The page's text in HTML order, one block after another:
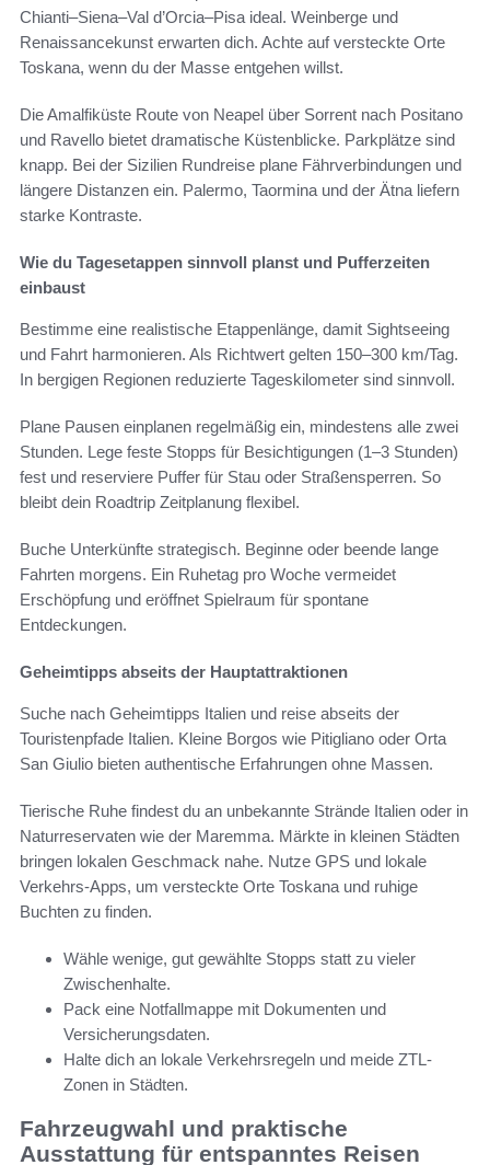
Chianti–Siena–Val d’Orcia–Pisa ideal. Weinberge und
Renaissancekunst erwarten dich. Achte auf versteckte Orte
Toskana, wenn du der Masse entgehen willst.
Die Amalfiküste Route von Neapel über Sorrent nach Positano
und Ravello bietet dramatische Küstenblicke. Parkplätze sind
knapp. Bei der Sizilien Rundreise plane Fährverbindungen und
längere Distanzen ein. Palermo, Taormina und der Ätna liefern
starke Kontraste.
Wie du Tagesetappen sinnvoll planst und Pufferzeiten
einbaust
Bestimme eine realistische Etappenlänge, damit Sightseeing
und Fahrt harmonieren. Als Richtwert gelten 150–300 km/Tag.
In bergigen Regionen reduzierte Tageskilometer sind sinnvoll.
Plane Pausen einplanen regelmäßig ein, mindestens alle zwei
Stunden. Lege feste Stopps für Besichtigungen (1–3 Stunden)
fest und reserviere Puffer für Stau oder Straßensperren. So
bleibt dein Roadtrip Zeitplanung flexibel.
Buche Unterkünfte strategisch. Beginne oder beende lange
Fahrten morgens. Ein Ruhetag pro Woche vermeidet
Erschöpfung und eröffnet Spielraum für spontane
Entdeckungen.
Geheimtipps abseits der Hauptattraktionen
Suche nach Geheimtipps Italien und reise abseits der
Touristenpfade Italien. Kleine Borgos wie Pitigliano oder Orta
San Giulio bieten authentische Erfahrungen ohne Massen.
Tierische Ruhe findest du an unbekannte Strände Italien oder in
Naturreservaten wie der Maremma. Märkte in kleinen Städten
bringen lokalen Geschmack nahe. Nutze GPS und lokale
Verkehrs-Apps, um versteckte Orte Toskana und ruhige
Buchten zu finden.
Wähle wenige, gut gewählte Stopps statt zu vieler
Zwischenhalte.
Pack eine Notfallmappe mit Dokumenten und
Versicherungsdaten.
Halte dich an lokale Verkehrsregeln und meide ZTL-
Zonen in Städten.
Fahrzeugwahl und praktische
Ausstattung für entspanntes Reisen